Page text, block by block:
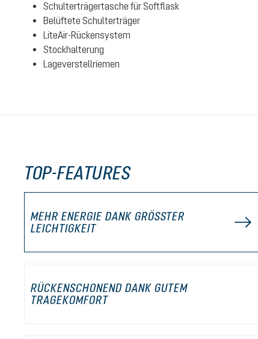
Schulterträgertasche für Softflask
Belüftete Schulterträger
LiteAir-Rückensystem
Stockhalterung
Lageverstellriemen
TOP-FEATURES
MEHR ENERGIE DANK GRÖSSTER L
EICHTIGKEIT
RÜCKENSCHONEND DANK GUTEM
TRAGEKOMFORT